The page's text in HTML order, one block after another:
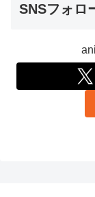
SNSフォロ